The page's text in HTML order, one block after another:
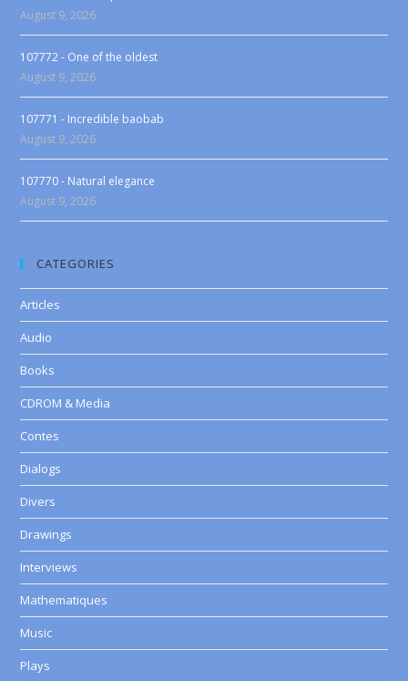
August 9, 2026
107772 - One of the oldest
August 9, 2026
107771 - Incredible baobab
August 9, 2026
107770 - Natural elegance
August 9, 2026
CATEGORIES
Articles
Audio
Books
CDROM & Media
Contes
Dialogs
Divers
Drawings
Interviews
Mathematiques
Music
Plays